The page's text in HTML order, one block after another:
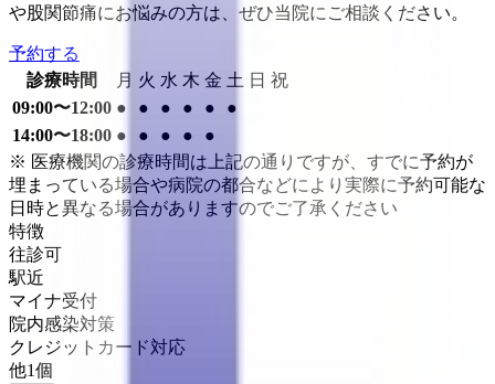
や股関節痛にお悩みの方は、ぜひ当院にご相談ください。
予約する
診療時間
月 火 水 木 金 土 日 祝
09:00〜12:00 ● ● ● ● ●
●
14:00〜18:00 ● ● ● ●
●
※ 医療機関の診療時間は上記の通りですが、すでに予約が
埋まっている場合や病院の都合などにより実際に予約可能な
日時と異なる場合がありますのでご了承ください
特徴
往診可
駅近
マイナ受付
院内感染対策
クレジットカード対応
他1個